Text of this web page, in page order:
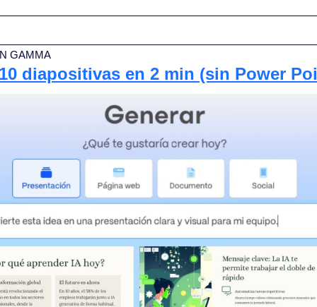
GAMMA
diapositivas en 2 min (sin Power